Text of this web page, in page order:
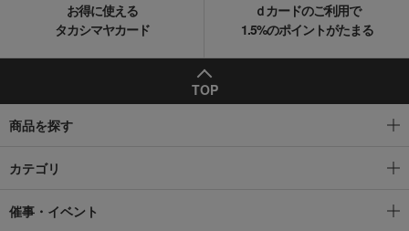
お得に使える
タカシマヤカード
ｄカードのご利用で
1.5%のポイントがたまる
TOP
商品を探す
カテゴリ
催事・イベント